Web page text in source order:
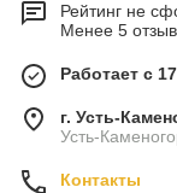
Рейтинг не
Менее 5
Работает с
г. Усть-
Усть-
Контакты